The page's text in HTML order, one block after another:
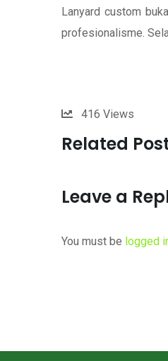
Lanyard custom
profesionalisme.
416 Views
Related
Leave a
You must be logged